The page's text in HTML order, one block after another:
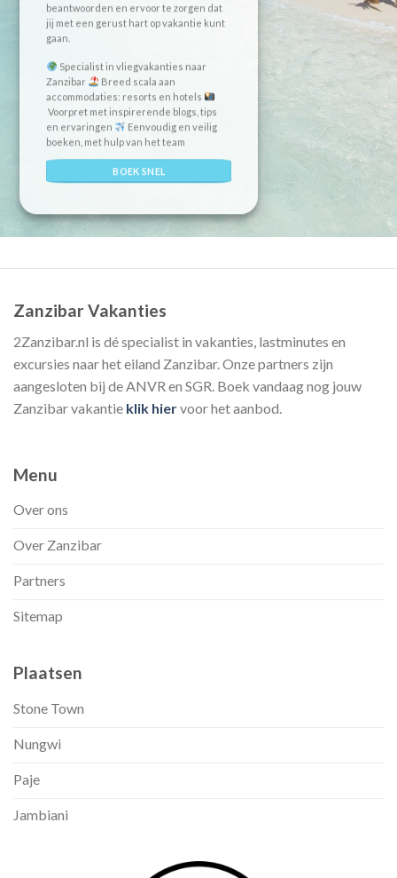
beantwoorden en ervoor te zorgen dat
jij met een gerust hart op vakantie kunt
gaan.
Specialist in vliegvakanties naar
Zanzibar
Breed scala aan
accommodaties: resorts en hotels
Voorpret met inspirerende blogs, tips
en ervaringen
Eenvoudig en veilig
boeken, met hulp van het team
BOEK SNEL
Zanzibar Vakanties
2Zanzibar.nl is dé specialist in vakanties, lastminutes en
excursies naar het eiland Zanzibar. Onze partners zijn
aangesloten bij de ANVR en SGR. Boek vandaag nog jouw
Zanzibar vakantie klik hiervoor het aanbod.
Menu
Over ons
Over Zanzibar
Partners
Sitemap
Plaatsen
Stone Town
Nungwi
Paje
Jambiani